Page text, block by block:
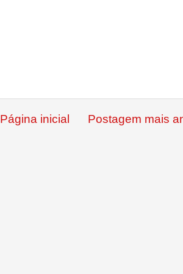
Postagem mais
Página inicial